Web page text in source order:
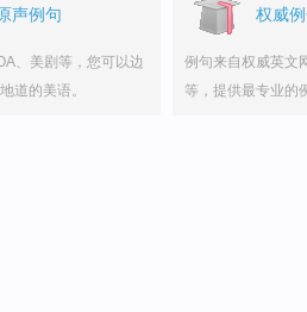
声例句
、美剧等，您可以边
道的美语。
权威
例句来自权威英文
等，提供最专业的